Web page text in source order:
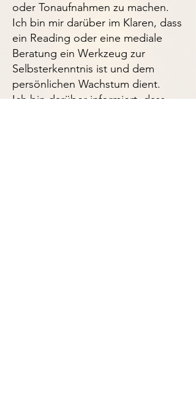
oder Tonaufnahmen zu machen.
Ich bin mir darüber im Klaren, dass
ein Reading oder eine mediale
Beratung ein Werkzeug zur
Selbsterkenntnis ist und dem
persönlichen Wachstum dient.
Ich bin darüber informiert, dass